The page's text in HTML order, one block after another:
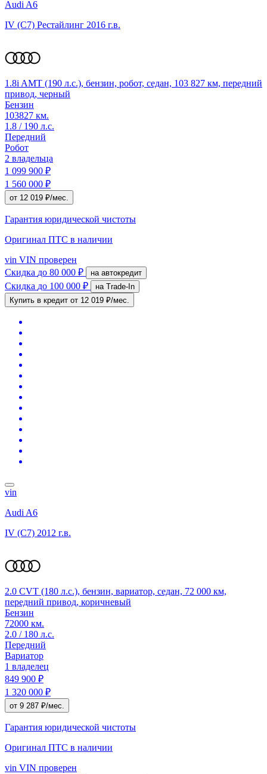
Audi A6
IV (C7) Рестайлинг 2016 г.в.
1.8i AMT (190 л.с.), бензин, робот, седан, 103 827 км, передний
привод, черный
Бензин
103827 км.
1.8 / 190 л.с.
Передний
Робот
2 владельца
1 099 900 ₽
1 560 000 ₽
от 12 019 ₽/мес.
Гарантия юридической чистоты
Оригинал ПТС в наличии
vin VIN проверен
Скидка до 80 000 ₽ на автокредит
Скидка до 100 000 ₽
на Trade-In
Купить в кредит от 12 019 ₽/мес.
vin
Audi A6
IV (C7) 2012 г.в.
2.0 CVT (180 л.с.), бензин, вариатор, седан, 72 000 км,
передний привод, коричневый
Бензин
72000 км.
2.0 / 180 л.с.
Передний
Вариатор
1 владелец
849 900 ₽
1 320 000 ₽
от 9 287 ₽/мес.
Гарантия юридической чистоты
Оригинал ПТС в наличии
vin VIN проверен